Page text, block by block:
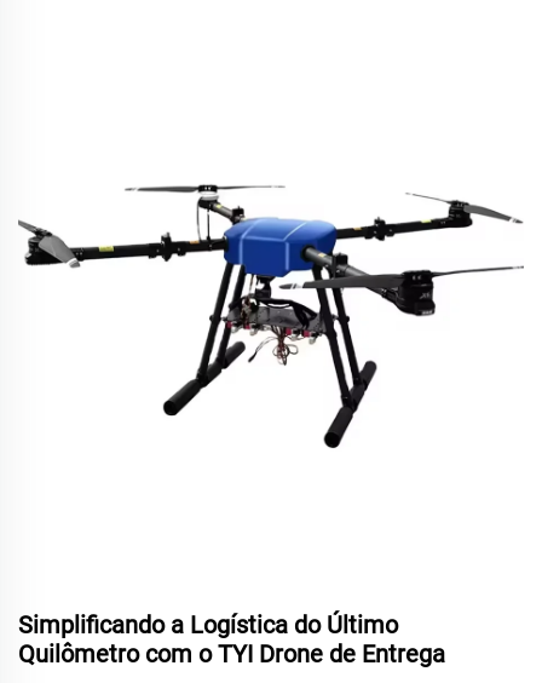
Simplificando a Logística do Último
Quilômetro com o TYI Drone de Entrega